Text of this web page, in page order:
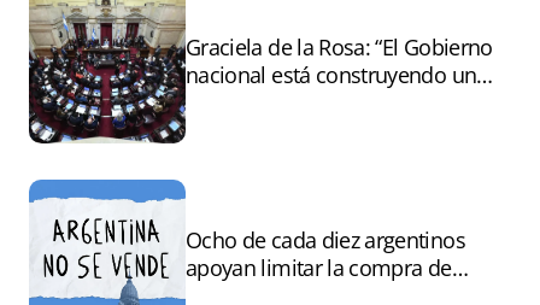
Graciela de la Rosa: “El Gobierno
nacional está construyendo un
Ocho de cada diez argentinos
apoyan limitar la compra de